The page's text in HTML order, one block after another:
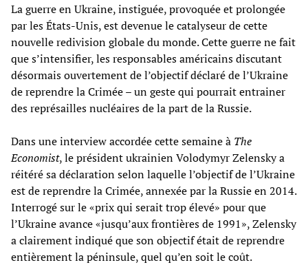
La guerre en Ukraine, instiguée, provoquée et prolongée
par les États-Unis, est devenue le catalyseur de cette
nouvelle redivision globale du monde. Cette guerre ne fait
que s’intensifier, les responsables américains discutant
désormais ouvertement de l’objectif déclaré de l’Ukraine
de reprendre la Crimée – un geste qui pourrait entrainer
des représailles nucléaires de la part de la Russie.
Dans une interview accordée cette semaine à The
Economist, le président ukrainien Volodymyr Zelensky a
réitéré sa déclaration selon laquelle l’objectif de l’Ukraine
est de reprendre la Crimée, annexée par la Russie en 2014.
Interrogé sur le «prix qui serait trop élevé» pour que
l’Ukraine avance «jusqu’aux frontières de 1991», Zelensky
a clairement indiqué que son objectif était de reprendre
entièrement la péninsule, quel qu’en soit le coût.